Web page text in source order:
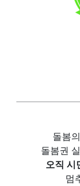
돌봄
돌봄권
오직 시
멈